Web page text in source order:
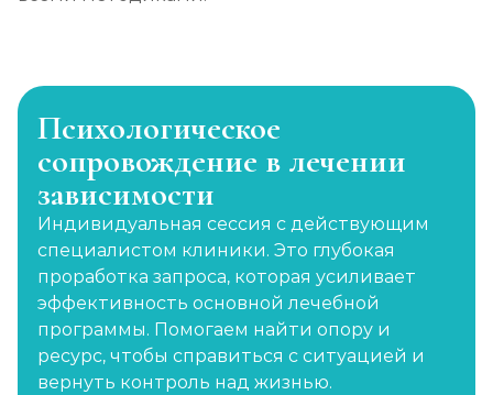
Психологическое
сопровождение в лечении
зависимости
Индивидуальная сессия с действующим
специалистом клиники. Это глубокая
проработка запроса, которая усиливает
эффективность основной лечебной
программы. Помогаем найти опору и
ресурс, чтобы справиться с ситуацией и
вернуть контроль над жизнью.